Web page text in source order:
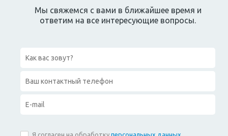
Мы свяжемся с вами в ближайшее время и
ответим на все интересующие вопросы.
Я согласен на обработку персональных данных.